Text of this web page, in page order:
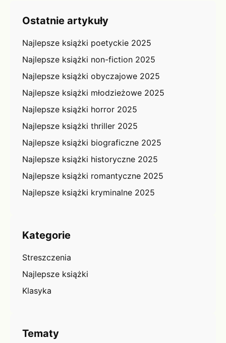
Ostatnie artykuły
Najlepsze książki poetyckie 2025
Najlepsze książki non-fiction 2025
Najlepsze książki obyczajowe 2025
Najlepsze książki młodzieżowe 2025
Najlepsze książki horror 2025
Najlepsze książki thriller 2025
Najlepsze książki biograficzne 2025
Najlepsze książki historyczne 2025
Najlepsze książki romantyczne 2025
Najlepsze książki kryminalne 2025
Kategorie
Streszczenia
Najlepsze książki
Klasyka
Tematy